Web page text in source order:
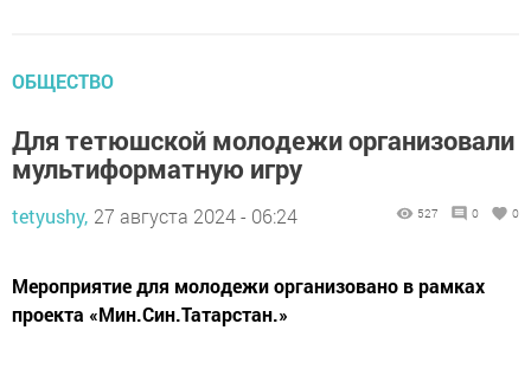
ОБЩЕСТВО
Для тетюшской молодежи организовали
мультиформатную игру
tetyushy, 27 августа 2024 - 06:24 527 0 0
Мероприятие для молодежи организовано в рамках
проекта «Мин.Син.Татарстан.»